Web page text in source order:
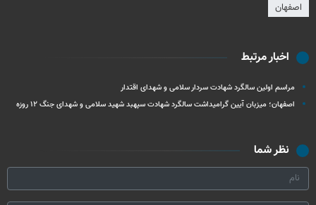
اصفهان
اخبار مرتبط
مراسم اولین سالگرد شهادت سردار سلامی و شهدای اقتدار
اصفهان؛ میزبان آیین گرامیداشت سالگرد شهادت سپهبد شهید سلامی و شهدای جنگ ۱۲ روزه
نظر شما